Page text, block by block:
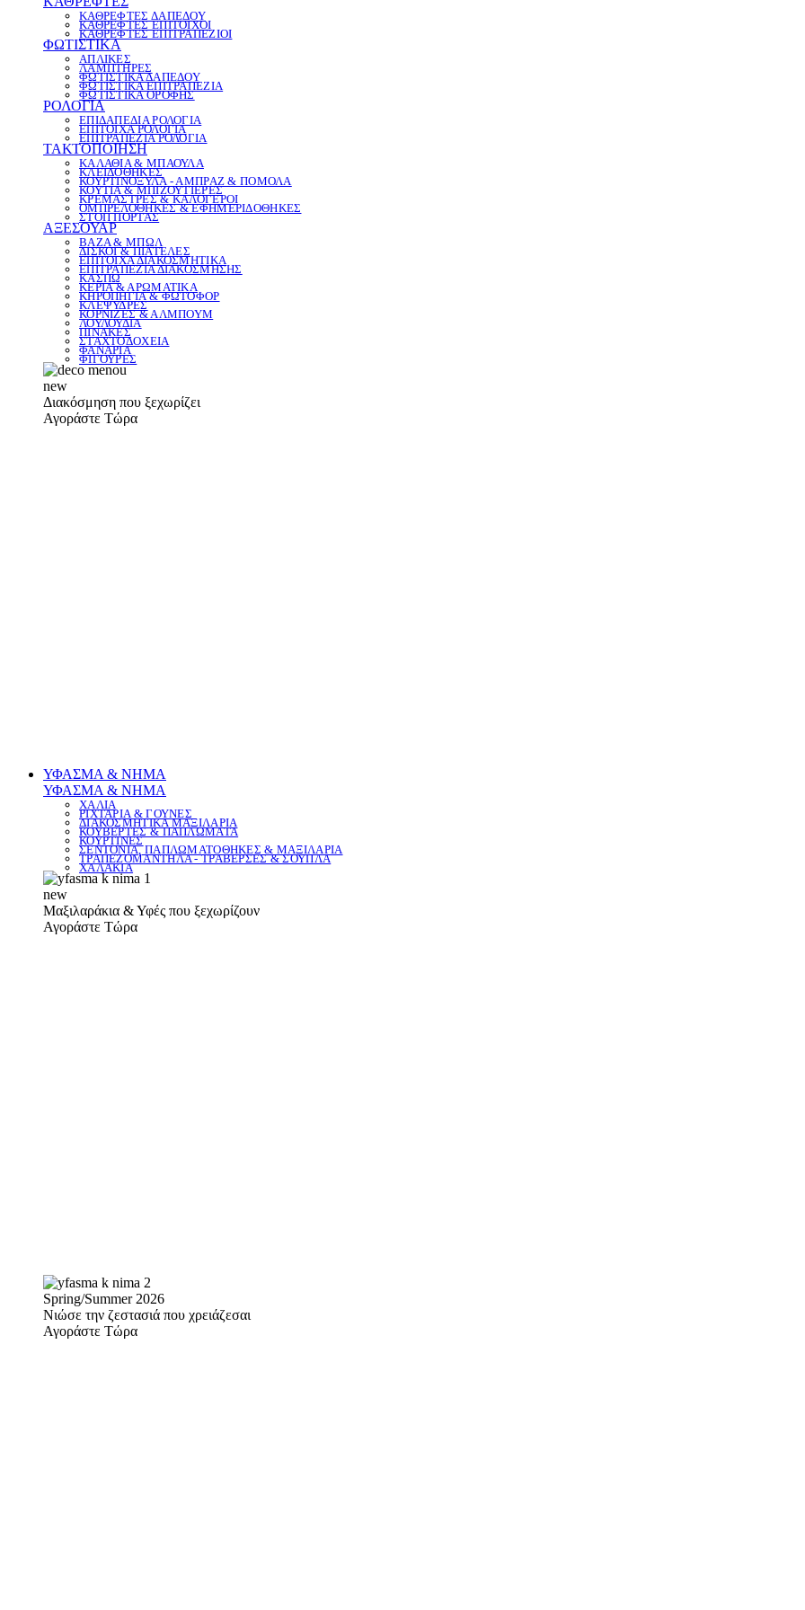
ΚΑΘΡΕΦΤΕΣ ΔΑΠΕΔΟΥ
ΚΑΘΡΕΦΤΕΣ ΕΠΙΤΟΙΧΟΙ
ΚΑΘΡΕΦΤΕΣ ΕΠΙΤΡΑΠΕΖΙΟΙ
ΦΩΤΙΣΤΙΚΑ
ΑΠΛΙΚΕΣ
ΛΑΜΠΤΗΡΕΣ
ΦΩΤΙΣΤΙΚΑ ΔΑΠΕΔΟΥ
ΦΩΤΙΣΤΙΚΑ ΕΠΙΤΡΑΠΕΖΙΑ
ΦΩΤΙΣΤΙΚΑ ΟΡΟΦΗΣ
ΡΟΛΟΓΙΑ
ΕΠΙΔΑΠΕΔΙΑ ΡΟΛΟΓΙΑ
ΕΠΙΤΟΙΧΑ ΡΟΛΟΓΙΑ
ΕΠΙΤΡΑΠΕΖΙΑ ΡΟΛΟΓΙΑ
ΤΑΚΤΟΠΟΙΗΣΗ
ΚΑΛΑΘΙΑ & ΜΠΑΟΥΛΑ
ΚΛΕΙΔΟΘΗΚΕΣ
ΚΟΥΡΤΙΝΟΞΥΛΑ - ΑΜΠΡΑΖ & ΠΟΜΟΛΑ
ΚΟΥΤΙΑ & ΜΠΙΖΟΥΤΙΕΡΕΣ
ΚΡΕΜΑΣΤΡΕΣ & ΚΑΛΟΓΕΡΟΙ
ΟΜΠΡΕΛΟΘΗΚΕΣ & ΕΦΗΜΕΡΙΔΟΘΗΚΕΣ
ΣΤΟΠ ΠΟΡΤΑΣ
ΑΞΕΣΟΥΑΡ
ΒΑΖΑ & ΜΠΩΛ
ΔΙΣΚΟΙ & ΠΙΑΤΕΛΕΣ
ΕΠΙΤΟΙΧΑ ΔΙΑΚΟΣΜΗΤΙΚΑ
ΕΠΙΤΡΑΠΕΖΙΑ ΔΙΑΚΟΣΜΗΣΗΣ
ΚΑΣΠΩ
ΚΕΡΙΑ & ΑΡΩΜΑΤΙΚΑ
ΚΗΡΟΠΗΓΙΑ & ΦΩΤΟΦΟΡ
ΚΛΕΨΥΔΡΕΣ
ΚΟΡΝΙΖΕΣ & ΑΛΜΠΟΥΜ
ΛΟΥΛΟΥΔΙΑ
ΠΙΝΑΚΕΣ
ΣΤΑΧΤΟΔΟΧΕΙΑ
ΦΑΝΑΡΙΑ
ΦΙΓΟΥΡΕΣ
new
Διακόσμηση που ξεχωρίζει
Αγοράστε Τώρα
ΥΦΑΣΜΑ & ΝΗΜΑ
ΥΦΑΣΜΑ & ΝΗΜΑ
ΧΑΛΙΑ
ΡΙΧΤΑΡΙΑ & ΓΟΥΝΕΣ
ΔΙΑΚΟΣΜΗΤΙΚΑ ΜΑΞΙΛΑΡΙΑ
ΚΟΥΒΕΡΤΕΣ & ΠΑΠΛΩΜΑΤΑ
ΚΟΥΡΤΙΝΕΣ
ΣΕΝΤΟΝΙΑ, ΠΑΠΛΩΜΑΤΟΘΗΚΕΣ & ΜΑΞΙΛΑΡΙΑ
ΤΡΑΠΕΖΟΜΑΝΤΗΛΑ - ΤΡΑΒΕΡΣΕΣ & ΣΟΥΠΛΑ
ΧΑΛΑΚΙΑ
new
Μαξιλαράκια & Υφές που ξεχωρίζουν
Αγοράστε Τώρα
Spring/Summer 2026
Νιώσε την ζεστασιά που χρειάζεσαι
Αγοράστε Τώρα